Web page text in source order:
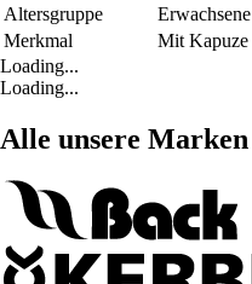
Altersgruppe
Erwachsene
Merkmal
Mit Kapuze
Loading...
Loading...
Alle unsere Marken